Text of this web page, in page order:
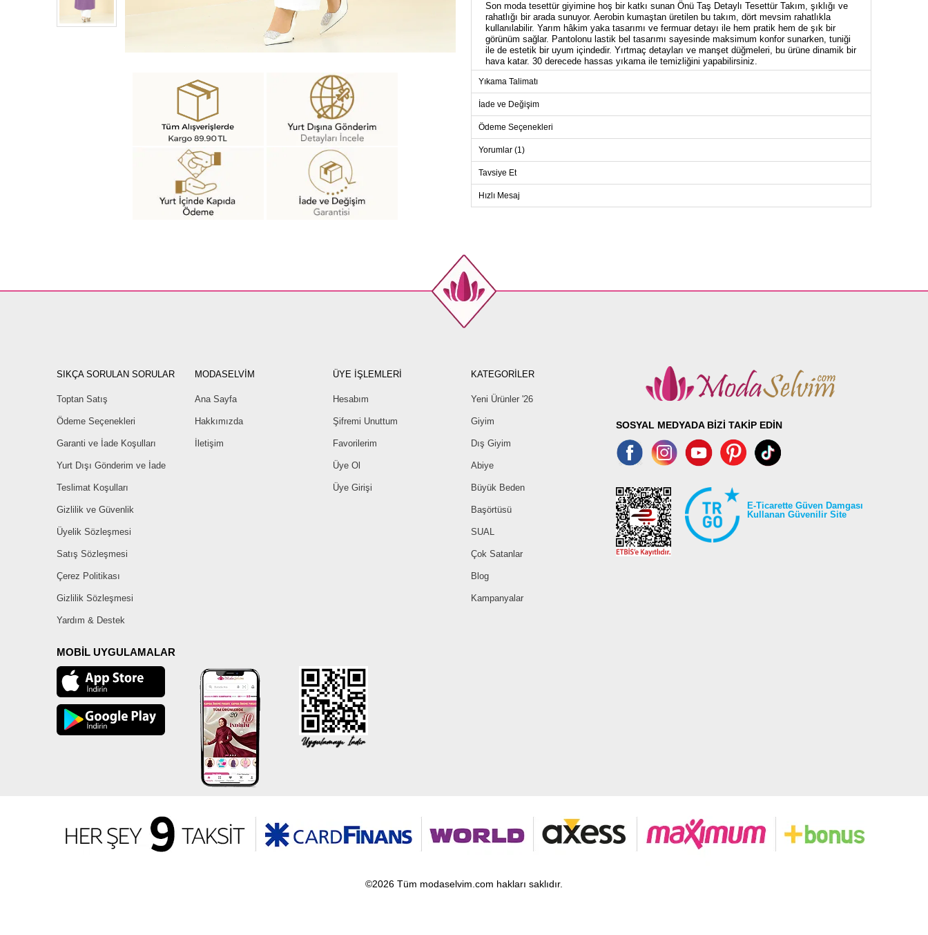
Son moda tesettür giyimine hoş bir katkı sunan Önü Taş Detaylı Tesettür Takım, şıklığı ve
rahatlığı bir arada sunuyor. Aerobin kumaştan üretilen bu takım, dört mevsim rahatlıkla
kullanılabilir. Yarım hâkim yaka tasarımı ve fermuar detayı ile hem pratik hem de şık bir
görünüm sağlar. Pantolonu lastik bel tasarımı sayesinde maksimum konfor sunarken, tuniği
ile de estetik bir uyum içindedir. Yırtmaç detayları ve manşet düğmeleri, bu ürüne dinamik bir
hava katar. 30 derecede hassas yıkama ile temizliğini yapabilirsiniz.
TUNİK BEDEN ÖLÇÜLERİ (CM)
Beden
Göğüs
Boy
44
108
113
46
112
113
100
100
100
Yıkama Talimatı
İade ve Değişim
Ödeme Seçenekleri
Yorumlar (1)
Tavsiye Et
Hızlı Mesaj
SIKÇA SORULAN SORULAR
Toptan Satış
Ödeme Seçenekleri
Garanti ve İade Koşulları
Yurt Dışı Gönderim ve İade
Teslimat Koşulları
Gizlilik ve Güvenlik
Üyelik Sözleşmesi
Satış Sözleşmesi
Çerez Politikası
Gizlilik Sözleşmesi
Yardım & Destek
MODASELVİM
Ana Sayfa
Hakkımızda
İletişim
ÜYE İŞLEMLERİ
Hesabım
Şifremi Unuttum
Favorilerim
Üye Ol
Üye Girişi
KATEGORİLER
Yeni Ürünler '26
Giyim
Dış Giyim
Abiye
Büyük Beden
Başörtüsü
SUAL
Çok Satanlar
Blog
Kampanyalar
MOBİL UYGULAMALAR
SOSYAL MEDYADA BİZİ TAKİP EDİN
E-Ticarette Güven Damgası
Kullanan Güvenilir Site
©2026 Tüm modaselvim.com hakları saklıdır.